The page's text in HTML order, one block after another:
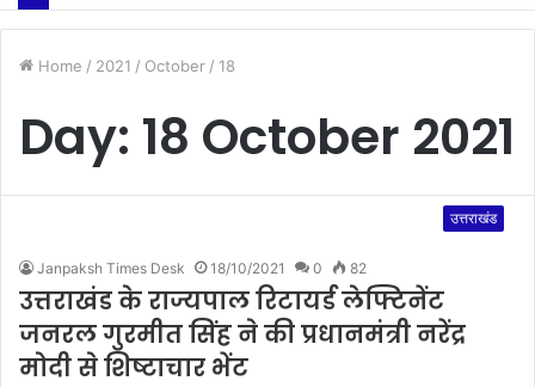
Home / 2021 / October / 18
Day: 18 October 2021
उत्तराखंड
Janpaksh Times Desk 18/10/2021 0 82
उत्तराखंड के राज्यपाल रिटायर्ड लेफ्टिनेंट
जनरल गुरमीत सिंह ने की प्रधानमंत्री नरेंद्र
मोदी से शिष्टाचार भेंट